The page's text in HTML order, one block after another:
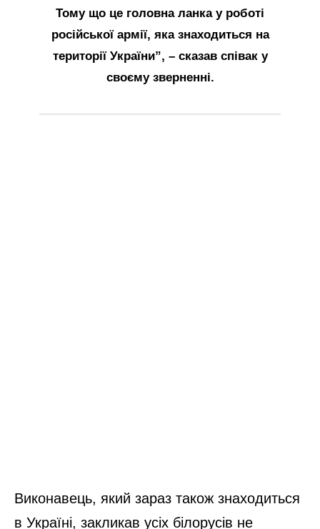
Тому що це головна ланка у роботі
російської армії, яка знаходиться на
території України”, – сказав співак у
своєму зверненні.
Виконавець, який зараз також знаходиться
в Україні, закликав усіх білорусів не